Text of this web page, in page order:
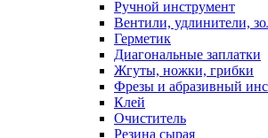
Ручной инструмент
Вентили, удлинители,
Герметик
Диагональные заплатки
Жгуты, ножки, грибки
Фрезы и абразивный
Клей
Очиститель
Резина сырая